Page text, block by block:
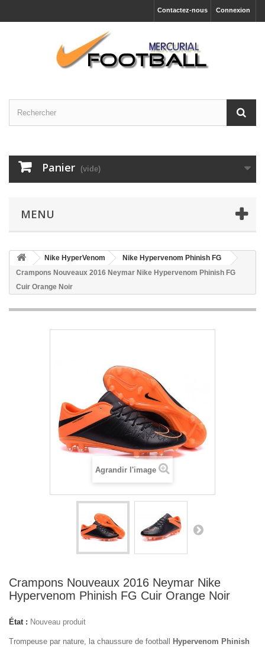
Connexion
Contactez-nous
Panier (vide)
MENU
Nike HyperVenom
Nike Hypervenom Phinish FG
Crampons Nouveaux 2016 Neymar Nike Hypervenom Phinish FG
Cuir Orange Noir
Agrandir l'image
Crampons Nouveaux 2016 Neymar Nike
Hypervenom Phinish FG Cuir Orange Noir
État : Nouveau produit
Trompeuse par nature, la chaussure de football
Hypervenom Phinish